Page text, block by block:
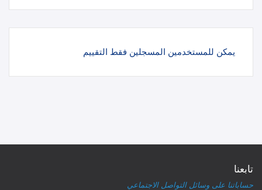
يمكن للمستخدمين المسجلين فقط التقييم
تابعنا
حساباتنا على وسائل التواصل الاجتماعي